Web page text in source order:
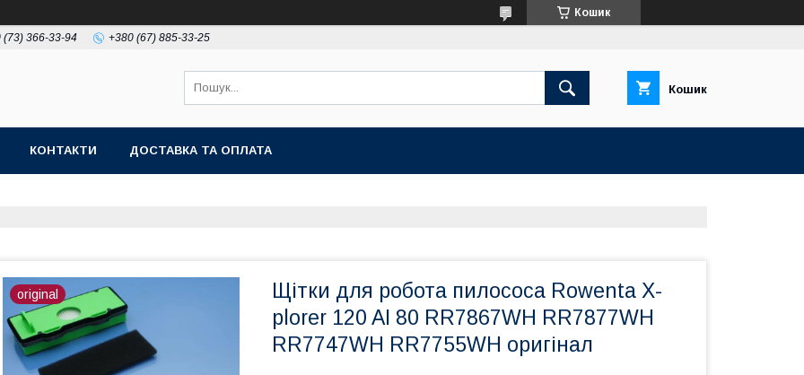
Кошик
(73) 366-33-94 +380 (67) 885-33-25
Кошик
КОНТАКТИ ДОСТАВКА ТА ОПЛАТА
original
Щітки для робота пилососа Rowenta X-
plorer 120 AI 80 RR7867WH RR7877WH
RR7747WH RR7755WH оригінал